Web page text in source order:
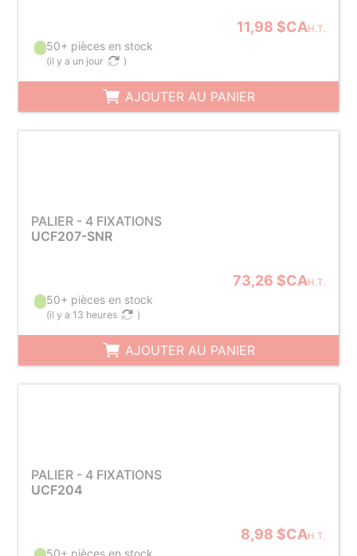
11,98 $CAH.T.
50+ pièces en stock
(il y a un jour )
AJOUTER AU PANIER
PALIER - 4 FIXATIONS
UCF207-SNR
73,26 $CAH.T.
50+ pièces en stock
(il y a 13 heures )
AJOUTER AU PANIER
PALIER - 4 FIXATIONS
UCF204
8,98 $CAH.T.
50+ pièces en stock